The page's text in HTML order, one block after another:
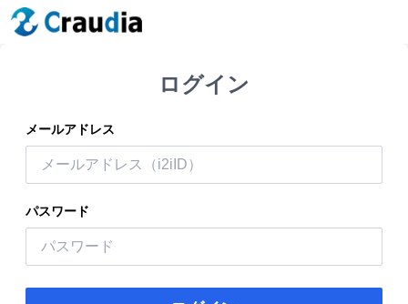
ログイン
メールアドレス
パスワード